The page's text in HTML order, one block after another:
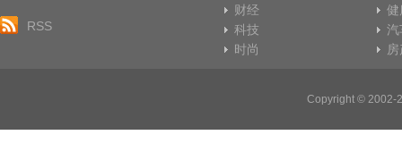
RSS
财经
科技
时尚
健
汽
Copyright © 2002-